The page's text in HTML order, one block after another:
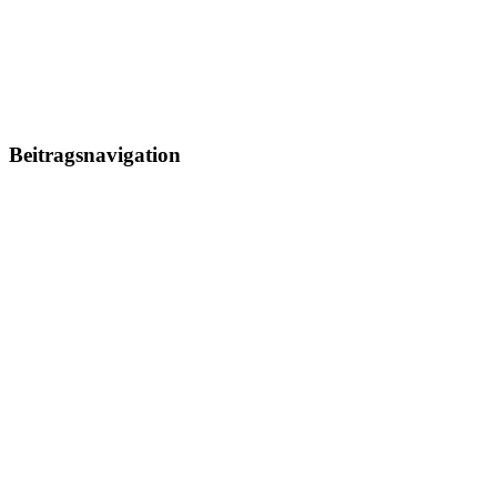
Beitragsnavigation